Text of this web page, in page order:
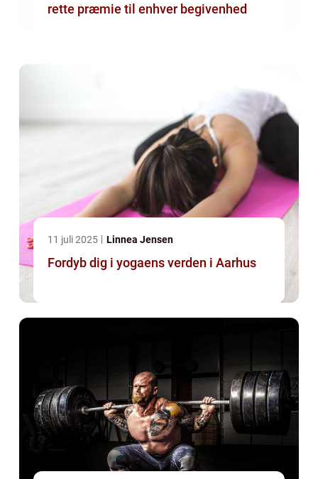
rette præmie til enhver begivenhed
11 juli 2025 Linnea Jensen
Fordyb dig i yogaens verden i Aarhus